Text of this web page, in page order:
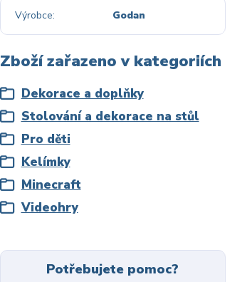
Výrobce Godan
Zboží zařazeno v kategoriích
Dekorace a doplňky
Stolování a dekorace na stůl
Pro děti
Kelímky
Minecraft
Videohry
Potřebujete pomoc?